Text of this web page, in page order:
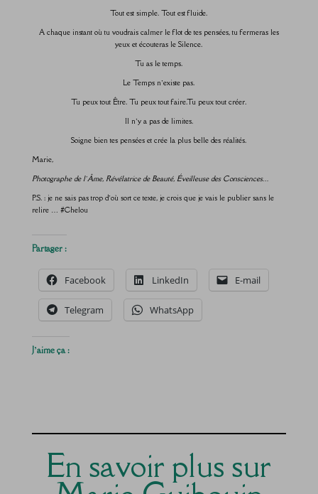
Tout est simple. Tout est fluide.
A chaque instant où tu voudrais calmer le flot de tes pensées, tu fermeras les
yeux et écouteras le Silence.
Tu as le temps.
Le Temps n’existe pas.
Tu peux tout Être. Tu peux tout faire.Tu peux tout créer.
Il n’y a pas de limites.
Soigne bien tes pensées et crée la plus belle des réalités.
Marie,
Photographe de l’Âme, Révélatrice de Beauté, Éveilleuse des Consciences…
P.S. : je ne sais pas trop d’où sort ce texte, je crois que je vais le publier sans le
relire … #Chelou
Partager :
Facebook LinkedIn E-mail
Telegram WhatsApp
J’aime ça :
En savoir plus sur